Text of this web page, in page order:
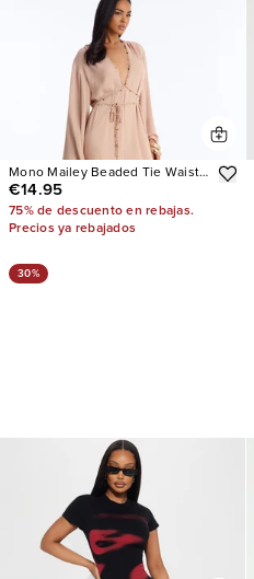
Mono Mailey Beaded Tie Waist
Wide Leg
€14.95
75% de descuento en rebajas.
Precios ya rebajados
30%